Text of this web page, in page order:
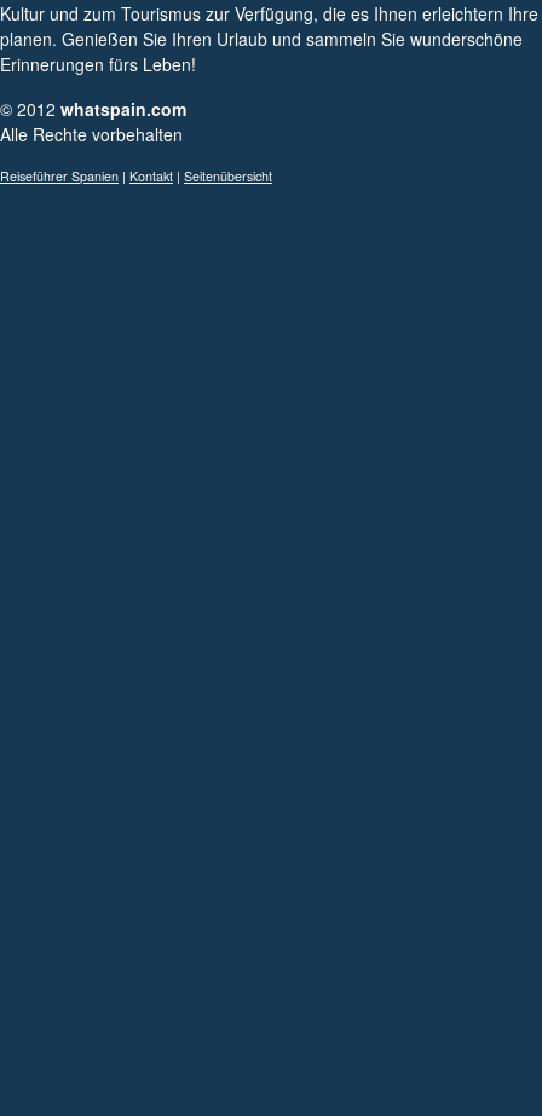
Kultur und zum Tourismus zur Verfügung, die es Ihnen erleichtern
planen. Genießen Sie Ihren Urlaub und sammeln Sie wunderschöne
Erinnerungen fürs Leben!
© 2012 whatspain.com
Alle Rechte vorbehalten
Reiseführer Spanien | Kontakt | Seitenübersicht